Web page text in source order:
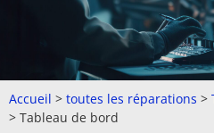
Accueil > toutes les réparations >
> Tableau de bord